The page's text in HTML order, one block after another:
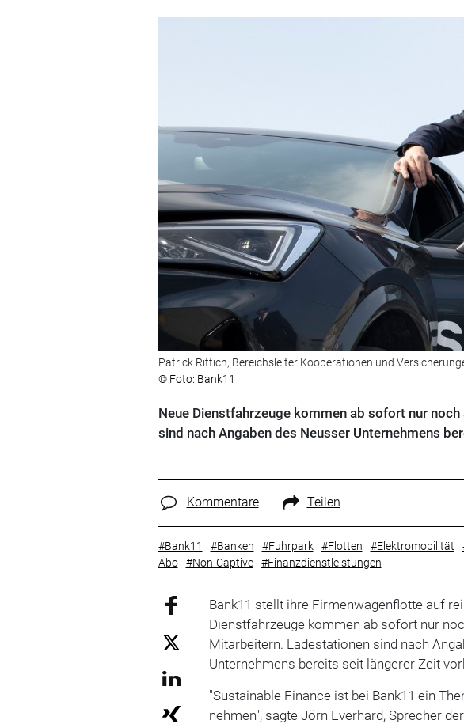
Patrick Rittich, Bereichsleiter Kooperationen und
© Foto: Bank11
Neue Dienstfahrzeuge kommen ab sofort nur
sind nach Angaben des Neusser Unternehmens
Kommentare Teilen
#Bank11 #Banken #Fuhrpark #Flotten #Elektromobilität
Abo
#Non-Captive #Finanzdienstleistungen
Bank11 stellt ihre Firmenwagenflotte auf
Dienstfahrzeuge kommen ab sofort nur
Mitarbeitern. Ladestationen sind nach
Unternehmens bereits seit längerer Zeit
"Sustainable Finance ist bei Bank11 ein
nehmen", sagte Jörn Everhard, Sprecher